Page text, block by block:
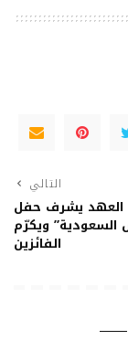
التالي
يشرف حفل
ويكرّم
الفائزين